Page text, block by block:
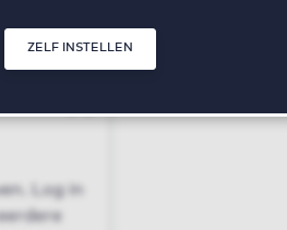
ZELF INSTELLEN
Log in